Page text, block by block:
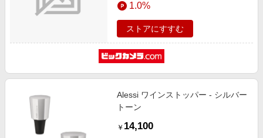
1.0%
ストアにすすむ
Alessi ワインストッパー - シルバー
トーン
￥ 14,100